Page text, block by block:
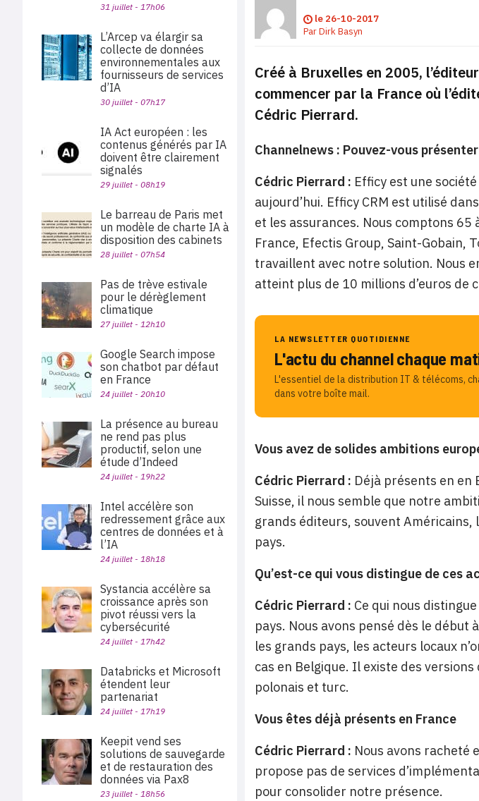
le 26-10-2017
ParDirk Basyn
Créé à Bruxelles en 2005,
commencer par la France où
Cédric Pierrard.
Channelnews : Pouvez-vous
Cédric Pierrard : Efficy est une
aujourd’hui. Efficy CRM est utilisé
et les assurances. Nous comptons
France, Efectis Group, Saint-Gobain,
travaillent avec notre solution. Nous
atteint plus de 10 millions d’euros de
LA NEWSLETTER QUOTIDIENNE
L'actu du channel chaque
L'essentiel de la distribution IT & télécoms,
dans votre boîte mail.
Vous avez de solides ambitions
Cédric Pierrard : Déjà présents en en
Suisse, il nous semble que notre
grands éditeurs, souvent Américains,
pays.
Qu’est-ce qui vous distingue de ces
Cédric Pierrard : Ce qui nous
pays. Nous avons pensé dès le
les grands pays, les acteurs locaux
cas en Belgique. Il existe des
polonais et turc.
Vous êtes déjà présents en France
Cédric Pierrard : Nous avons racheté
propose pas de services
pour consolider notre présence.
31 juillet - 17h06
L’Arcep va élargir sa
collecte de données
environnementales aux
fournisseurs de services
d’IA
30 juillet - 07h17
IA Act européen : les
contenus générés par IA
doivent être clairement
signalés
29 juillet - 08h19
Le barreau de Paris met
un modèle de charte IA à
disposition des cabinets
28 juillet - 07h54
Pas de trève estivale
pour le dérèglement
climatique
27 juillet - 12h10
Google Search impose
son chatbot par défaut
en France
24 juillet - 20h10
La présence au bureau
ne rend pas plus
productif, selon une
étude d’Indeed
24 juillet - 19h22
Intel accélère son
redressement grâce aux
centres de données et à
l’IA
24 juillet - 18h18
Systancia accélère sa
croissance après son
pivot réussi vers la
cybersécurité
24 juillet - 17h42
Databricks et Microsoft
étendent leur
partenariat
24 juillet - 17h19
Keepit vend ses
solutions de sauvegarde
et de restauration des
données via Pax8
23 juillet - 18h56